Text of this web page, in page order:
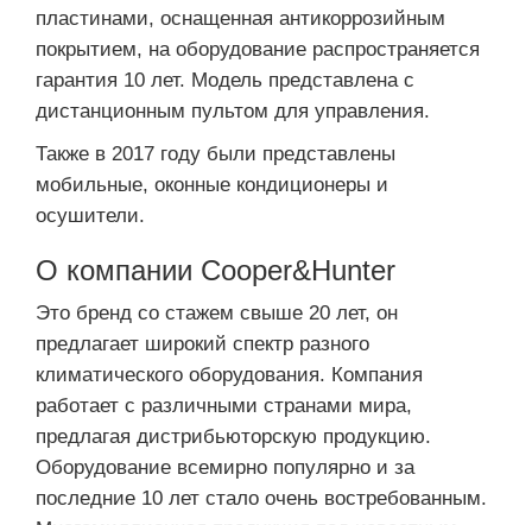
пластинами, оснащенная антикоррозийным
покрытием, на оборудование распространяется
гарантия 10 лет. Модель представлена с
дистанционным пультом для управления.
Также в 2017 году были представлены
мобильные, оконные кондиционеры и
осушители.
О компании Cooper&Hunter
Это бренд со стажем свыше 20 лет, он
предлагает широкий спектр разного
климатического оборудования. Компания
работает с различными странами мира,
предлагая дистрибьюторскую продукцию.
Оборудование всемирно популярно и за
последние 10 лет стало очень востребованным.